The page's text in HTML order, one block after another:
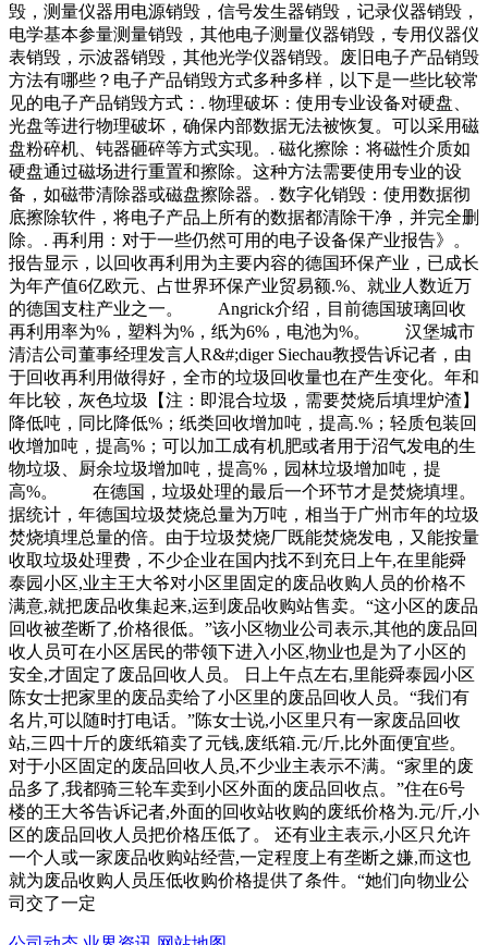
毁，测量仪器用电源销毁，信号发生器销毁，记录仪器销毁，
电学基本参量测量销毁，其他电子测量仪器销毁，专用仪器仪
表销毁，示波器销毁，其他光学仪器销毁。废旧电子产品销毁
方法有哪些？电子产品销毁方式多种多样，以下是一些比较常
见的电子产品销毁方式：. 物理破坏：使用专业设备对硬盘、
光盘等进行物理破坏，确保内部数据无法被恢复。可以采用磁
盘粉碎机、钝器砸碎等方式实现。. 磁化擦除：将磁性介质如
硬盘通过磁场进行重置和擦除。这种方法需要使用专业的设
备，如磁带清除器或磁盘擦除器。. 数字化销毁：使用数据彻
底擦除软件，将电子产品上所有的数据都清除干净，并完全删
除。. 再利用：对于一些仍然可用的电子设备保产业报告》。
报告显示，以回收再利用为主要内容的德国环保产业，已成长
为年产值6亿欧元、占世界环保产业贸易额.%、就业人数近万
的德国支柱产业之一。 Angrick介绍，目前德国玻璃回收
再利用率为%，塑料为%，纸为6%，电池为%。 汉堡城市
清洁公司董事经理发言人R&#;diger Siechau教授告诉记者，由
于回收再利用做得好，全市的垃圾回收量也在产生变化。年和
年比较，灰色垃圾【注：即混合垃圾，需要焚烧后填埋炉渣】
降低吨，同比降低%；纸类回收增加吨，提高.%；轻质包装回
收增加吨，提高%；可以加工成有机肥或者用于沼气发电的生
物垃圾、厨余垃圾增加吨，提高%，园林垃圾增加吨，提
高%。 在德国，垃圾处理的最后一个环节才是焚烧填埋。
据统计，年德国垃圾焚烧总量为万吨，相当于广州市年的垃圾
焚烧填埋总量的倍。由于垃圾焚烧厂既能焚烧发电，又能按量
收取垃圾处理费，不少企业在国内找不到充日上午,在里能舜
泰园小区,业主王大爷对小区里固定的废品收购人员的价格不
满意,就把废品收集起来,运到废品收购站售卖。“这小区的废品
回收被垄断了,价格很低。”该小区物业公司表示,其他的废品回
收人员可在小区居民的带领下进入小区,物业也是为了小区的
安全,才固定了废品回收人员。 日上午点左右,里能舜泰园小区
陈女士把家里的废品卖给了小区里的废品回收人员。“我们有
名片,可以随时打电话。”陈女士说,小区里只有一家废品回收
站,三四十斤的废纸箱卖了元钱,废纸箱.元/斤,比外面便宜些。
对于小区固定的废品回收人员,不少业主表示不满。“家里的废
品多了,我都骑三轮车卖到小区外面的废品回收点。”住在6号
楼的王大爷告诉记者,外面的回收站收购的废纸价格为.元/斤,小
区的废品回收人员把价格压低了。 还有业主表示,小区只允许
一个人或一家废品收购站经营,一定程度上有垄断之嫌,而这也
就为废品收购人员压低收购价格提供了条件。“她们向物业公
司交了一定